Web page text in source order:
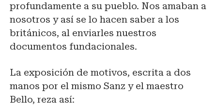
profundamente a su pueblo. Nos amaban a
nosotros y así se lo hacen saber a los
británicos, al enviarles nuestros
documentos fundacionales.
La exposición de motivos, escrita a dos
manos por el mismo Sanz y el maestro
Bello, reza así: